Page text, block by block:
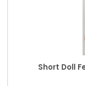
Short Doll